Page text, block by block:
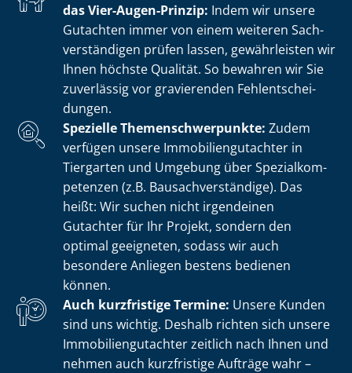
das Vier-Augen-Prinzip: Indem wir unsere
Gutachten immer von einem weiteren Sach­
ver­stän­di­gen prüfen lassen, gewährleisten wir
Ihnen höchste Qualität. So bewahren wir Sie
zuverlässig vor gravierenden Fehl­ent­schei­
dun­gen.
Spezielle The­men­schwer­punk­te: Zudem
verfügen unsere Im­mo­bi­li­en­gut­ach­ter in
Tiergarten und Umgebung über Spe­zi­al­kom­
pe­ten­zen (z.B. Bau­sach­ver­stän­di­ge). Das
heißt: Wir suchen nicht irgendeinen
Gutachter für Ihr Projekt, sondern den
optimal geeigneten, sodass wir auch
besondere Anliegen bestens bedienen
können.
Auch kurzfristige Termine: Unsere Kunden
sind uns wichtig. Deshalb richten sich unsere
Im­mo­bi­li­en­gut­ach­ter zeitlich nach Ihnen und
nehmen auch kurzfristige Aufträge wahr –